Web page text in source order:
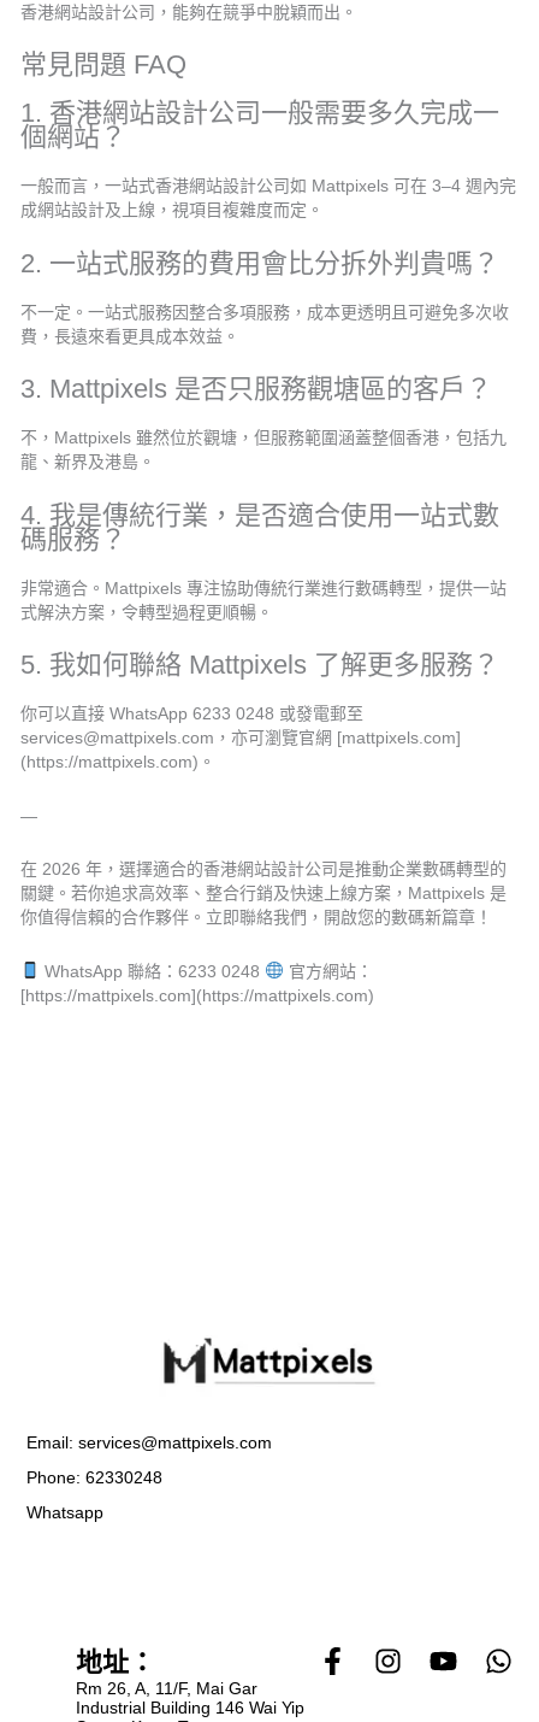
香港網站設計公司，能夠在競爭中脫穎而出。
常見問題 FAQ
1. 香港網站設計公司一般需要多久完成一
個網站？
一般而言，一站式香港網站設計公司如 Mattpixels 可在 3–4 週內完
成網站設計及上線，視項目複雜度而定。
2. 一站式服務的費用會比分拆外判貴嗎？
不一定。一站式服務因整合多項服務，成本更透明且可避免多次收
費，長遠來看更具成本效益。
3. Mattpixels 是否只服務觀塘區的客戶？
不，Mattpixels 雖然位於觀塘，但服務範圍涵蓋整個香港，包括九
龍、新界及港島。
4. 我是傳統行業，是否適合使用一站式數
碼服務？
非常適合。Mattpixels 專注協助傳統行業進行數碼轉型，提供一站
式解決方案，令轉型過程更順暢。
5. 我如何聯絡 Mattpixels 了解更多服務？
你可以直接 WhatsApp 6233 0248 或發電郵至
services@mattpixels.com，亦可瀏覽官網 [mattpixels.com]
(https://mattpixels.com)。
—
在 2026 年，選擇適合的香港網站設計公司是推動企業數碼轉型的
關鍵。若你追求高效率、整合行銷及快速上線方案，Mattpixels 是
你值得信賴的合作夥伴。立即聯絡我們，開啟您的數碼新篇章！
WhatsApp 聯絡：6233 0248
官方網站：
[https://mattpixels.com](https://mattpixels.com)
F
a
I Y W
地址：
Rm 26, A, 11/F, Mai Gar
Industrial Building 146 Wai Yip
Email: services@mattpixels.com
Phone: 62330248
Whatsapp